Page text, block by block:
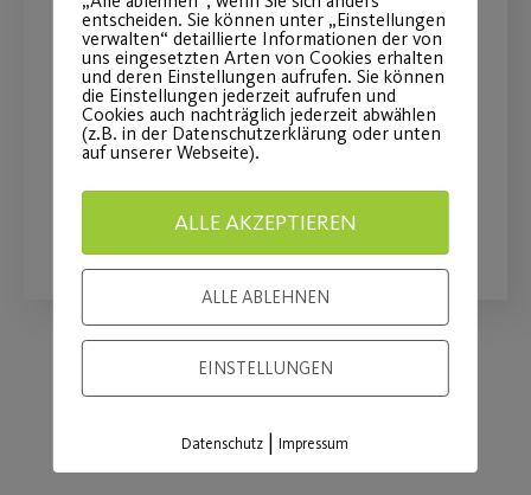
Sommershow “Reise durch
die Zeit”
Wahnsinn! Ihr Traumtänzer habt das
so super gemacht!
WEITERLESEN
Load More
entscheiden. Sie können unter „Einstellungen
verwalten“ detaillierte Informationen der von
uns eingesetzten Arten von Cookies erhalten
und deren Einstellungen aufrufen. Sie können
die Einstellungen jederzeit aufrufen und
Cookies auch nachträglich jederzeit abwählen
(z.B. in der Datenschutzerklärung oder unten
auf unserer Webseite).
ALLE AKZEPTIEREN
ALLE ABLEHNEN
EINSTELLUNGEN
Datenschutz |Impressum